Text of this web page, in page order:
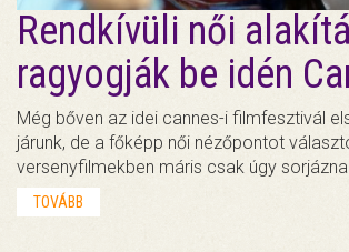
Rendkívüli női
ragyogják be idén
Még bőven az idei cannes-i filmfesztivál
járunk, de a főképp női nézőpontot
versenyfilmekben máris csak úgy
TOVÁBB